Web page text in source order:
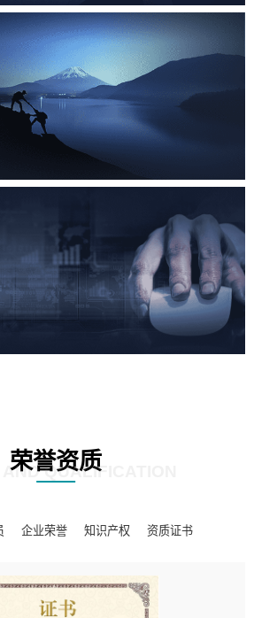
荣誉资质
AND QUALIFICATION
企业荣誉 知识产权 资质证书